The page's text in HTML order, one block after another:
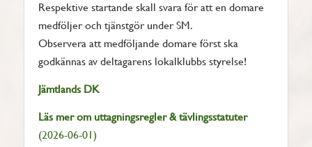
Respektive startande skall svara för att en domare
medföljer och tjänstgör under SM.
Observera att medföljande domare först ska
godkännas av deltagarens lokalklubbs styrelse!
Jämtlands DK
Läs mer om uttagningsregler & tävlingsstatuter
(2026-06-01)